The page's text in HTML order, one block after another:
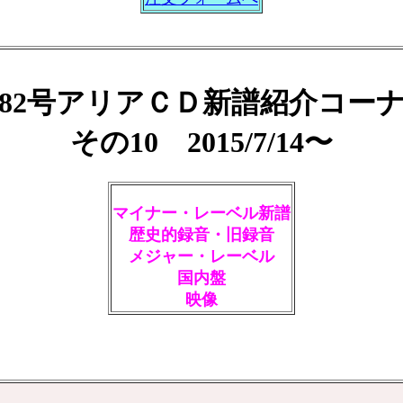
号アリアＣＤ新譜紹介コー
その10 2015/7/14〜
マイナー・レーベル新譜
歴史的録音・旧録音
メジャー・レーベル
国内盤
映像